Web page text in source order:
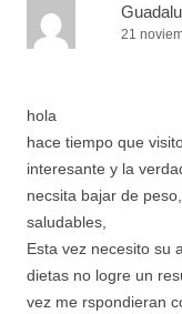
21
hola
hace tiempo que
interesante y la
necsita bajar de
saludables,
Esta vez necesito su
dietas no logre un
vez me rspondieran